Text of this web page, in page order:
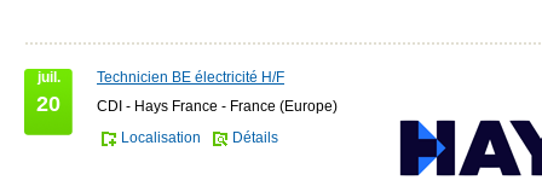
juil.
20
Technicien BE électricité H/F
CDI - Hays France - France (Europe)
Localisation
Détails